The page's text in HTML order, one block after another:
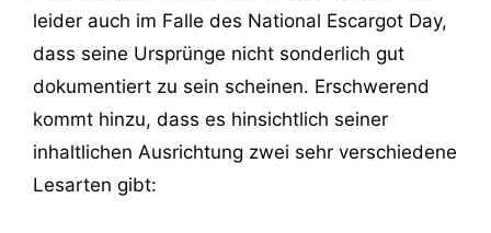
leider auch im Falle des National Escargot Day,
dass seine Ursprünge nicht sonderlich gut
dokumentiert zu sein scheinen. Erschwerend
kommt hinzu, dass es hinsichtlich seiner
inhaltlichen Ausrichtung zwei sehr verschiedene
Lesarten gibt: